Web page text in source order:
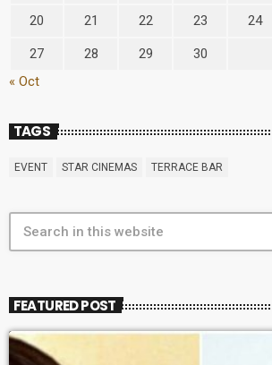
20 21 22 23 24
27 28 29
30
« Oct
TAGS
EVENT STAR CINEMAS TERRACE BAR
FEATURED POST